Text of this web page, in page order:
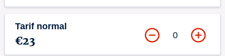
Tarif normal
€23 0